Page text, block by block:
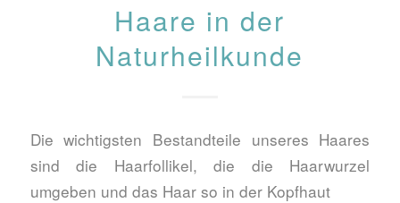
Haare in der
Naturheilkunde
Die wichtigsten Bestandteile unseres Haares
sind die Haarfollikel, die die Haarwurzel
umgeben und das Haar so in der Kopfhaut